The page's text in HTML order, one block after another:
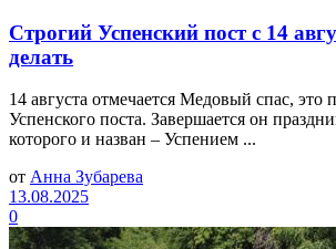
Строгий Успенский пост с 14
делать
14 августа отмечается Медовый спас, это
Успенского поста. Завершается он
которого и назван – Успением ...
от Анна Зубарева
13.08.2025
0